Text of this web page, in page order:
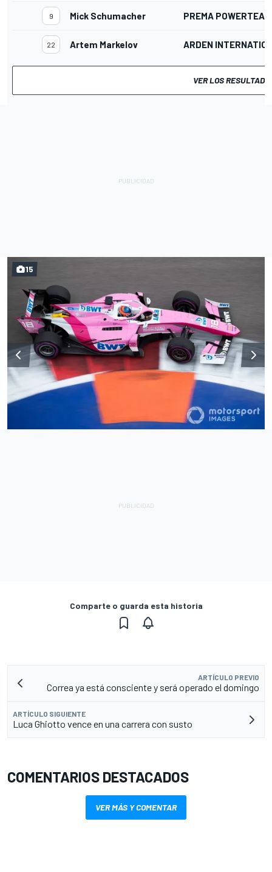
9 Mick Schumacher PREMA POWERTEAM
22 Artem Markelov ARDEN
VER LOS
15
Comparte o guarda esta historia
ARTÍCULO PREVIO
Correa ya está consciente y será operado el domingo
ARTÍCULO SIGUIENTE
Luca Ghiotto vence en una carrera con susto
COMENTARIOS DESTACADOS
VER MÁS Y COMENTAR